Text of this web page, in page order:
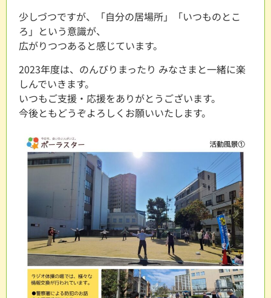
少しづつですが、「自分の居場所」「いつものとこ
ろ」という意識が、
広がりつつあると感じています。
2023年度は、のんびりまったり みなさまと一緒に楽
しんでいきます。
いつもご支援・応援をありがとうございます。
今後ともどうぞよろしくお願いいたします。